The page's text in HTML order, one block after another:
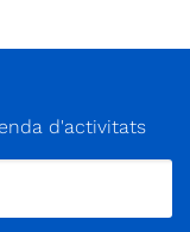
d'activitats